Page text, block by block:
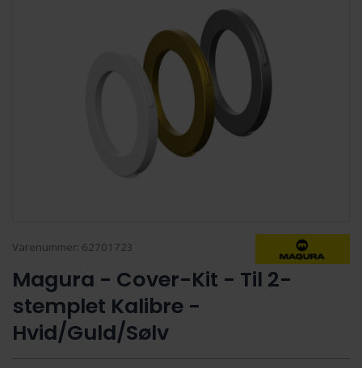
Varenummer: 62701723
Magura - Cover-Kit - Til 2-
stemplet Kalibre -
Hvid/Guld/Sølv